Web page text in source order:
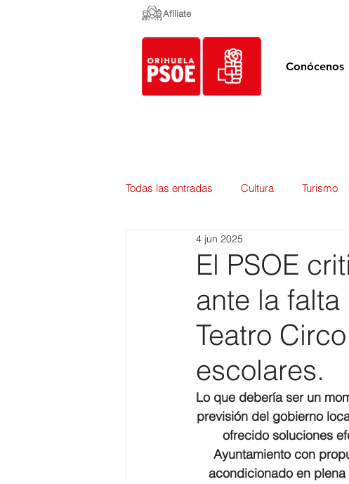
Afíliate
Conócenos
Todas las entradas Cultura Turismo
Empleo y Contratación
Urbanismo Mercados
Costa y Playas
El PSOE
ante la
Teatro
escolares.
4 jun 2025
Lo que debería ser un
previsión del gobierno
ofrecido soluciones
Ayuntamiento con
acondicionado en